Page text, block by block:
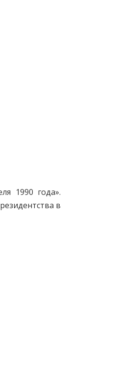
1990 года».
в